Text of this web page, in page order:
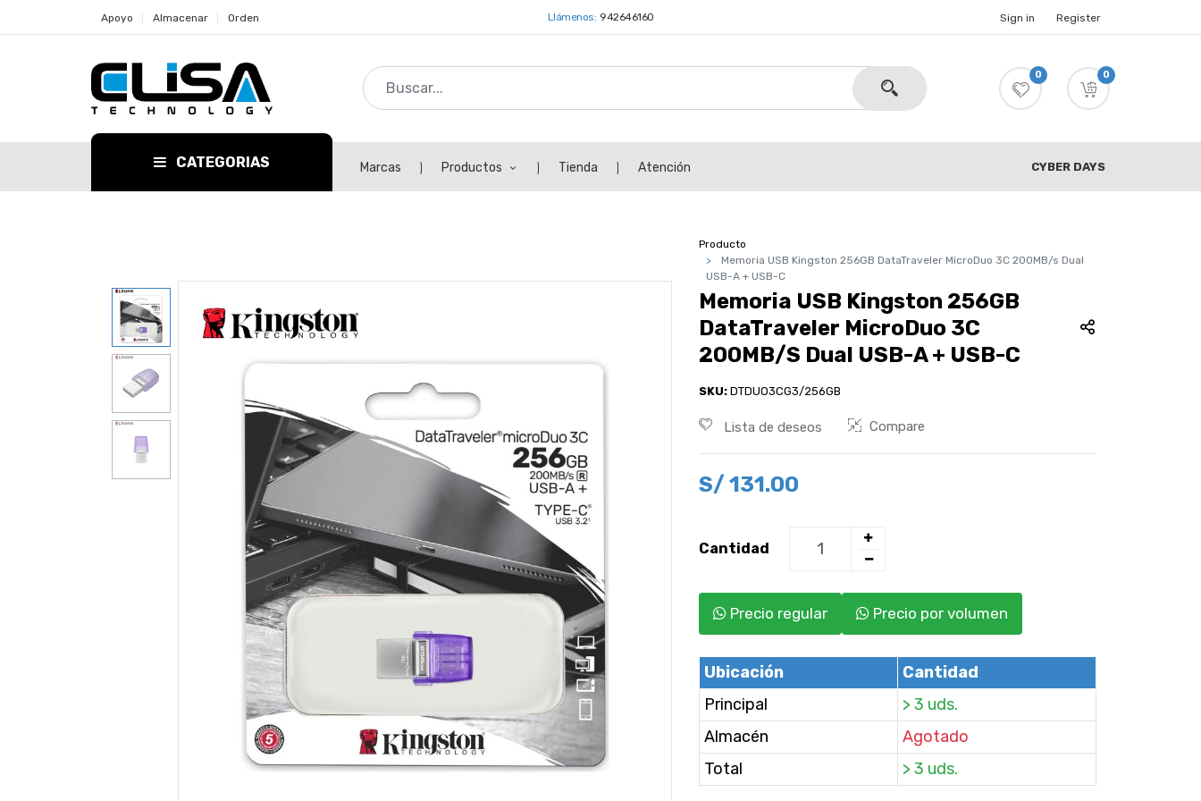
Apoyo Almacenar Orden Llámenos: 942646160 Sign in Register
0 0
CATEGORIAS Marcas Productos Tienda Atención CYBER DAYS
Producto
Memoria USB Kingston 256GB DataTraveler MicroDuo 3C 200MB/s Dual
USB-A + USB-C
Memoria USB Kingston 256GB
DataTraveler MicroDuo 3C
200MB/s Dual USB-A + USB-C
SKU: DTDUO3CG3/256GB
Lista de deseos Compare
S/ 131.00
Cantidad
Precio regular Precio por volumen
Ubicación
Cantidad
Principal
> 3 uds.
Almacén
Agotado
Total
> 3 uds.